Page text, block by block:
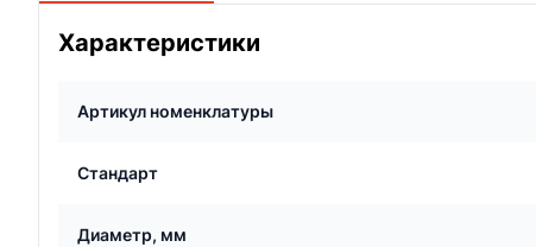
Характеристики
Артикул номенклатуры
Стандарт
Диаметр, мм